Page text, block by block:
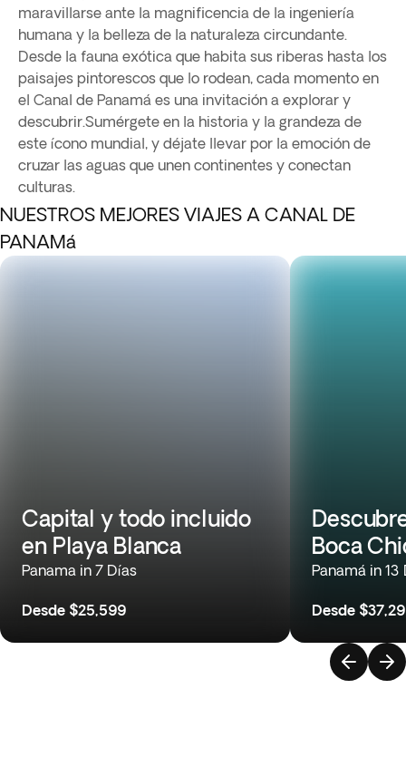
maravillarse ante la magnificencia de la ingeniería
humana y la belleza de la naturaleza circundante.
Desde la fauna exótica que habita sus riberas hasta los
paisajes pintorescos que lo rodean, cada momento en
el Canal de Panamá es una invitación a explorar y
descubrir.Sumérgete en la historia y la grandeza de
este ícono mundial, y déjate llevar por la emoción de
cruzar las aguas que unen continentes y conectan
culturas.
NUESTROS MEJORES VIAJES A CANAL DE
PANAMá
Capital y todo incluido
en Playa Blanca
Panama in 7 Días
Desde $25,599
Boca
Panamá in 13
Desde